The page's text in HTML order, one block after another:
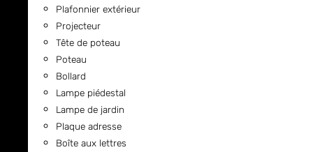
Plafonnier extérieur
Projecteur
Tête de poteau
Poteau
Bollard
Lampe piédestal
Lampe de jardin
Plaque adresse
Boîte aux lettres